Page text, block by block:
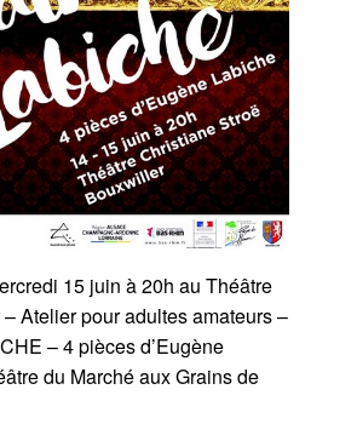
15 juin à 20h au Théâtre
Atelier pour adultes amateurs –
– 4 pièces d’Eugène
du Marché aux Grains de